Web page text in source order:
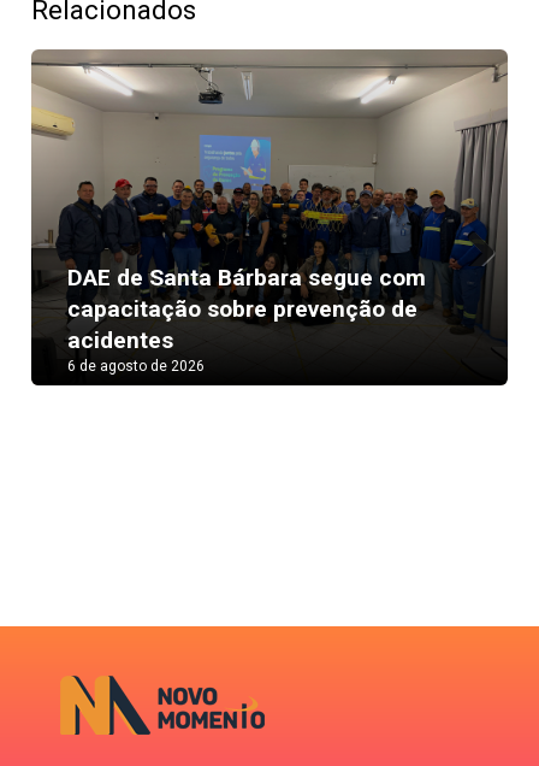
Relacionados
3ª Divisão do Campeonato Amador de
Nova Odessa começa domingo
6 de agosto de 2026
Previous Next